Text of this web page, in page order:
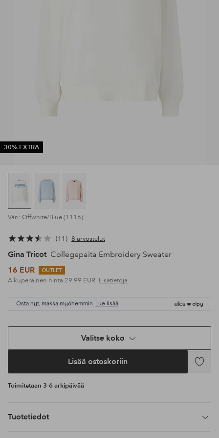
30% EXTRA
Väri: Offwhite/Blue (1116)
11 8 arvostelut
Gina Tricot Collegepaita Embroidery Sweater
16 EUR
OUTLET
Alkuperäinen hinta 29,99 EUR Lisätietoja
Osta nyt, maksa myöhemmin. Lue lisää
Valitse koko
Lisää ostoskoriin
Lisää
Toimitetaan 3-6 arkipäivää
Tuotetiedot